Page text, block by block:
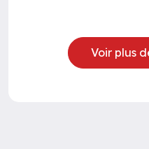
Voir plus